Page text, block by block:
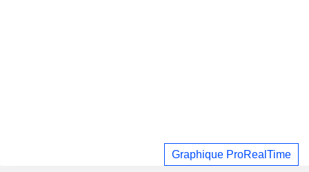
Graphique ProRealTime